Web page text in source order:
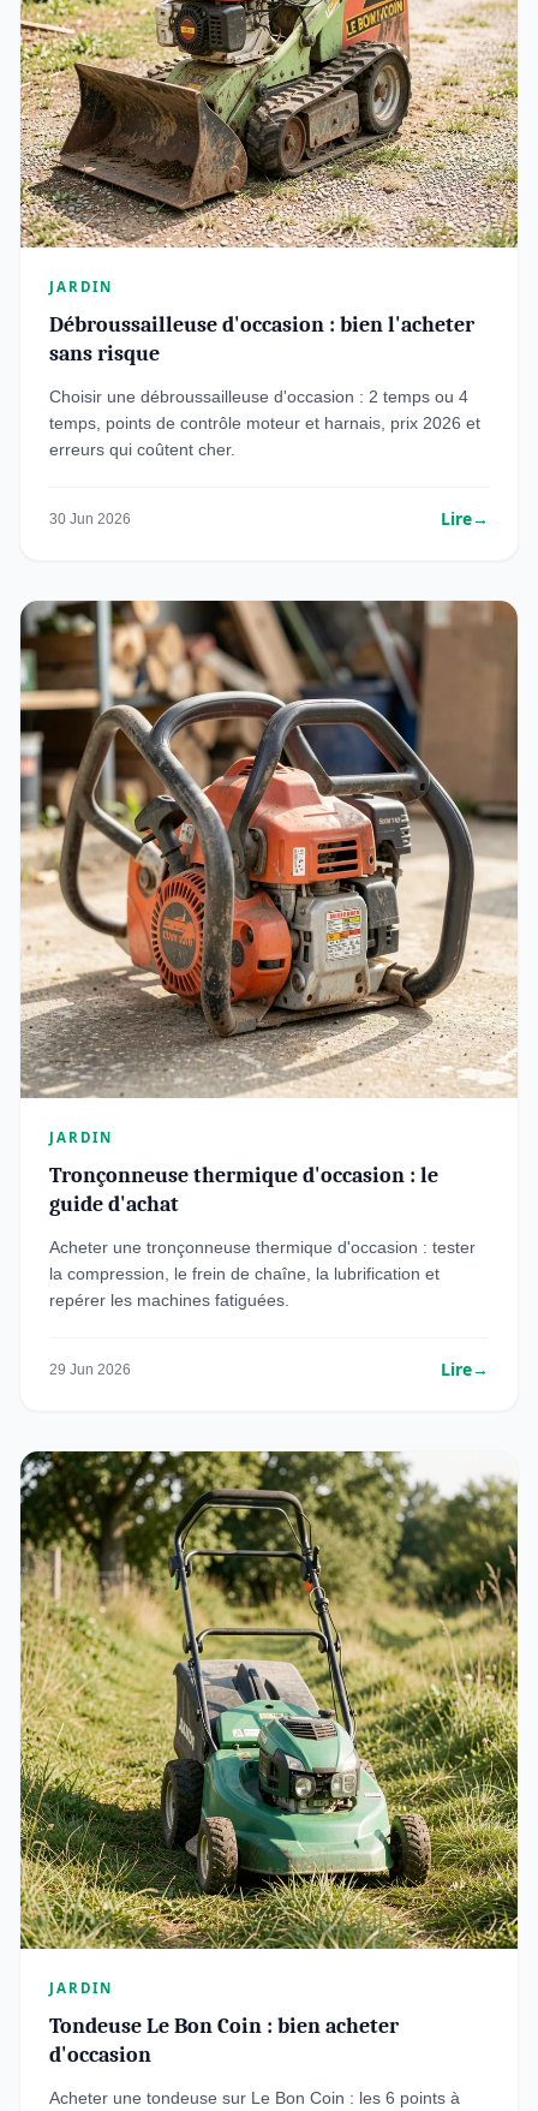
JARDIN
Débroussailleuse d'occasion : bien l'acheter
sans risque
Choisir une débroussailleuse d'occasion : 2 temps ou 4
temps, points de contrôle moteur et harnais, prix 2026 et
erreurs qui coûtent cher.
30 Jun 2026 Lire→
JARDIN
Tronçonneuse thermique d'occasion : le
guide d'achat
Acheter une tronçonneuse thermique d'occasion : tester
la compression, le frein de chaîne, la lubrification et
repérer les machines fatiguées.
29 Jun 2026 Lire→
JARDIN
Tondeuse Le Bon Coin : bien acheter
d'occasion
Acheter une tondeuse sur Le Bon Coin : les 6 points à